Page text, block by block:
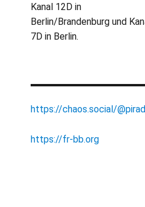
Kanal 12D in
Berlin/Brandenburg und
7D in Berlin.
https://chaos.social/
https://fr-bb.org